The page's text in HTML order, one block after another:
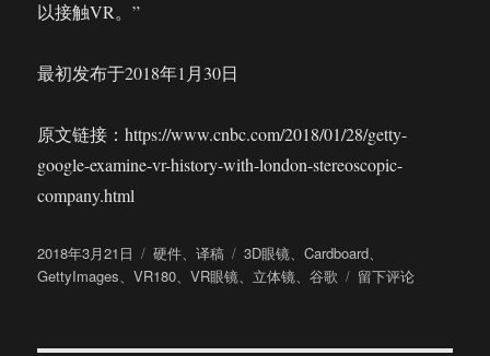
以接触VR。”
最初发布于2018年1月30日
原文链接：https://www.cnbc.com/2018/01/28/getty-
google-examine-vr-history-with-london-stereoscopic-
company.html
发
布
2018年3月21日
分
类
硬件、译稿
标
签
3D眼镜、Cardboard、
GettyImages、VR180、VR眼镜、 立体镜、谷歌
于
年
留下评论